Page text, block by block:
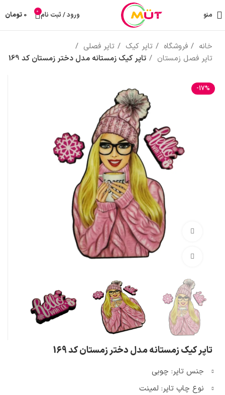
منو ورود / ثبت نام 0
0 تومان
خانه فروشگاه تاپر کیک
تاپر فصلی
تاپر فصل زمستان
تاپر کیک زمستانه مدل دختر زمستان کد 169
-17%
تماشای ویدئو
بزرگنمایی تصویر
تاپر کیک زمستانه مدل دختر زمستان کد 169
جنس تاپر: چوبی
نوع چاپ تاپر: لمینت